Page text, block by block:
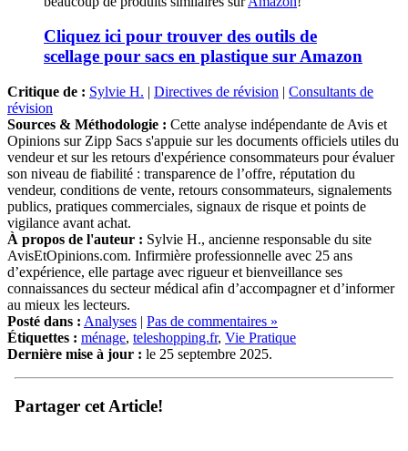
Cliquez ici pour trouver des outils de
scellage pour sacs en plastique sur Amazon
Critique de : Sylvie H. | Directives de révision | Consultants de
révision
Sources & Méthodologie : Cette analyse indépendante de Avis et
Opinions sur Zipp Sacs s'appuie sur les documents officiels utiles du
vendeur et sur les retours d'expérience consommateurs pour évaluer
son niveau de fiabilité : transparence de l’offre, réputation du
vendeur, conditions de vente, retours consommateurs, signalements
publics, pratiques commerciales, signaux de risque et points de
vigilance avant achat.
À propos de l'auteur : Sylvie H., ancienne responsable du site
AvisEtOpinions.com. Infirmière professionnelle avec 25 ans
d’expérience, elle partage avec rigueur et bienveillance ses
connaissances du secteur médical afin d’accompagner et d’informer
au mieux les lecteurs.
Posté dans : Analyses | Pas de commentaires »
Étiquettes : ménage, teleshopping.fr, Vie Pratique
Dernière mise à jour : le 25 septembre 2025.
Partager cet Article!